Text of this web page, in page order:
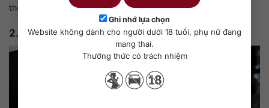
Ghi nhớ lựa chọn
Website không dành cho người dưới 18 tuổi, phụ nữ đang
mang thai.
Thưởng thức có trách nhiệm
thể tham khảo như thịt đỏ, phomai, thịt gà tây.
2.9. Rượu vang Ý Gransole Primitivo Salento